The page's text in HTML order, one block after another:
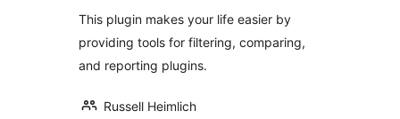
This plugin makes your life easier by
providing tools for filtering, comparing,
and reporting plugins.
Russell Heimlich